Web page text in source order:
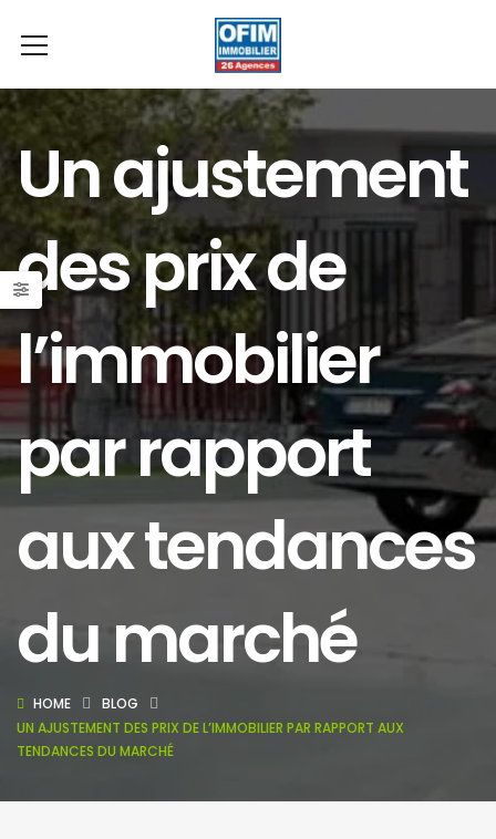
Un ajustement
des prix de
l’immobilier
par rapport
aux tendances
du marché
HOME
BLOG
UN AJUSTEMENT DES PRIX DE L’IMMOBILIER PAR RAPPORT AUX
TENDANCES DU MARCHÉ